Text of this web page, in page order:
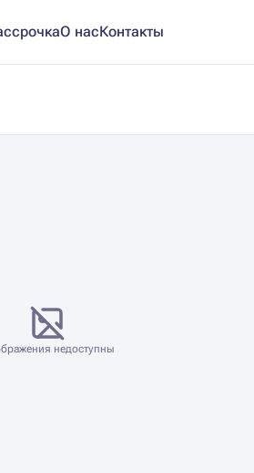
О насКонтакты
недоступны